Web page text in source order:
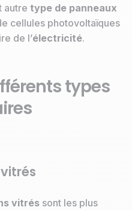
autre type de panneaux
cellules photovoltaïques
de l’électricité.
types
vitréssont les plus